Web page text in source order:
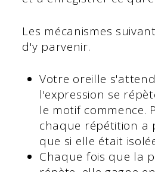
Les mécanismes
d'y parvenir.
Votre oreille
l'expression se
le motif commence.
chaque répétition a
que si elle était
Chaque fois que la